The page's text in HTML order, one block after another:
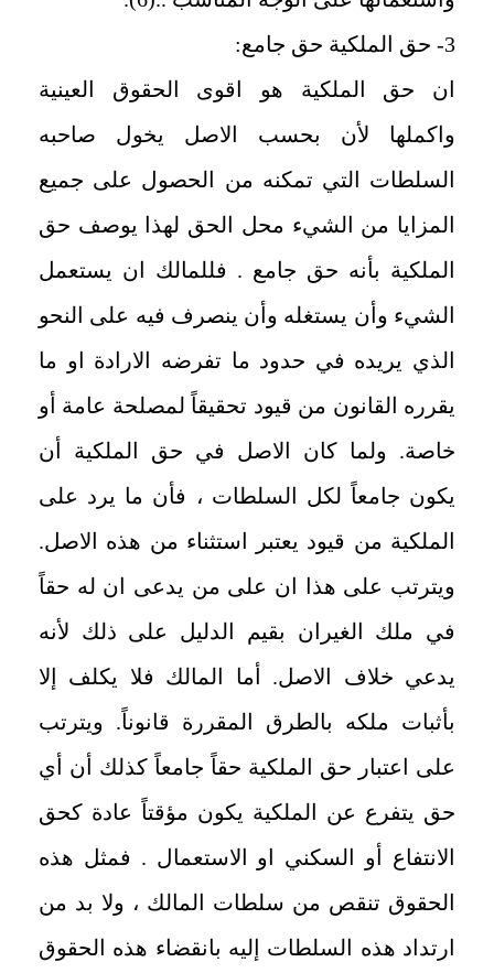
3- حق الملكية حق جامع:
ان حق الملكية هو اقوى الحقوق العينية
واكملها لأن بحسب الاصل يخول صاحبه
السلطات التي تمكنه من الحصول على جميع
المزايا من الشيء محل الحق لهذا يوصف حق
الملكية بأنه حق جامع . فللمالك ان يستعمل
الشيء وأن يستغله وأن ينصرف فيه على النحو
الذي يريده في حدود ما تفرضه الارادة او ما
يقرره القانون من قيود تحقيقاً لمصلحة عامة أو
خاصة. ولما كان الاصل في حق الملكية أن
يكون جامعاً لكل السلطات ، فأن ما يرد على
الملكية من قيود يعتبر استثناء من هذه الاصل.
ويترتب على هذا ان على من يدعى ان له حقاً
في ملك الغيران بقيم الدليل على ذلك لأنه
يدعي خلاف الاصل. أما المالك فلا يكلف إلا
بأثبات ملكه بالطرق المقررة قانوناً. ويترتب
على اعتبار حق الملكية حقاً جامعاً كذلك أن أي
حق يتفرع عن الملكية يكون مؤقتاً عادة كحق
الانتفاع أو السكني او الاستعمال . فمثل هذه
الحقوق تنقص من سلطات المالك ، ولا بد من
ارتداد هذه السلطات إليه بانقضاء هذه الحقوق